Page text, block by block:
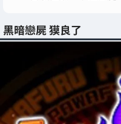
黑暗戀屍 獏良了